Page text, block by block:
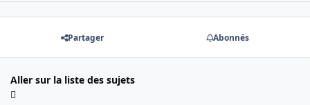
Partager Abonnés
Aller sur la liste des sujets